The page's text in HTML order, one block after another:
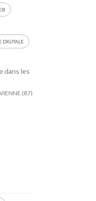
DIGITALE
dans les
(87)